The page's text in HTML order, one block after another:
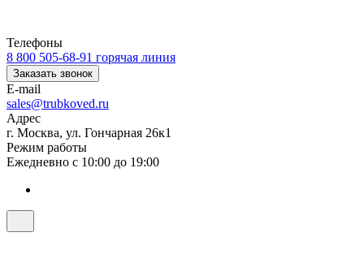
Телефоны
8 800 505-68-91 горячая линия
Заказать звонок
E-mail
sales@trubkoved.ru
Адрес
г. Москва, ул. Гончарная 26к1
Режим работы
Ежедневно с 10:00 до 19:00